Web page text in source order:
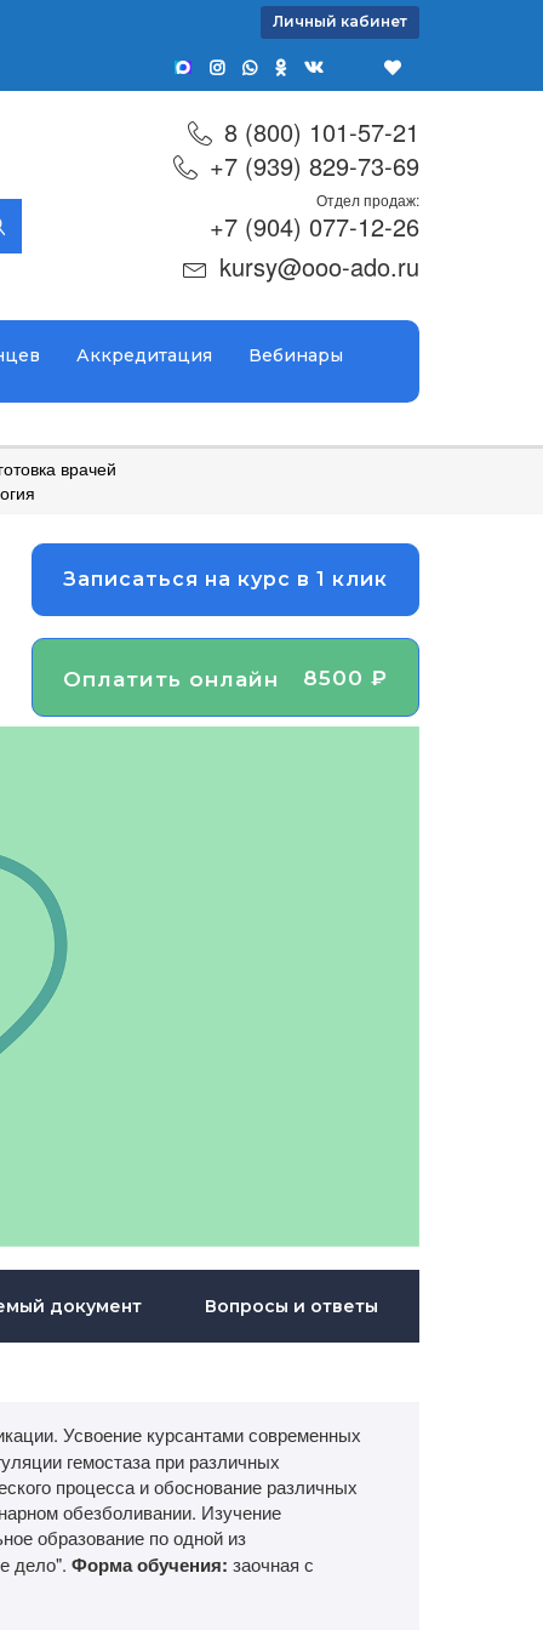
Личный кабинет
8 (800) 101-57-21
+7 (939) 829-73-69
Отдел продаж:
+7 (904) 077-12-26
kursy@ooo-ado.ru
Аккредитация Вебинары
врачей
Записаться на курс в 1 клик
Оплатить онлайн 8500 ₽
документ Вопросы и ответы
Усвоение курсантами современных
гемостаза при различных
процесса и обоснование различных
обезболивании. Изучение
образование по одной из
дело". Форма обучения: заочная с